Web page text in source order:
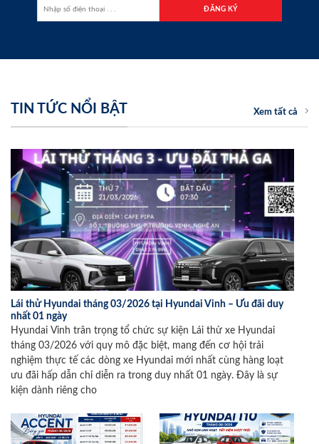
TIN TỨC NỔI BẬT Xem tất cả
Lái thử Hyundai tháng 03/2026 tại Hyundai Vinh – Ưu đãi duy
nhất 01 ngày
Hyundai Vinh trân trọng tổ chức sự kiện Lái thử xe Hyundai
tháng 03/2026 với quy mô đặc biệt, mang đến cơ hội trải
nghiệm thực tế các dòng xe Hyundai mới nhất cùng hàng loạt
ưu đãi hấp dẫn chỉ diễn ra trong duy nhất 01 ngày. Đây là sự
kiện dành riêng cho